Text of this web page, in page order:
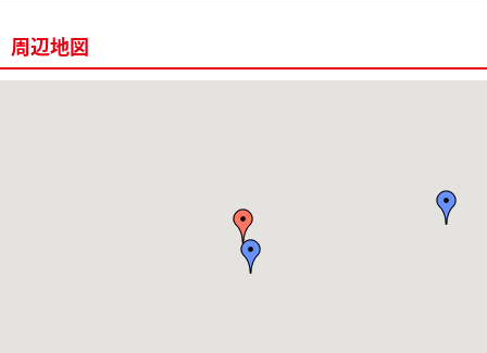
周辺地図